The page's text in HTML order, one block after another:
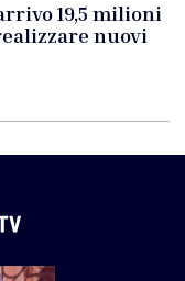
19,5 milioni
nuovi